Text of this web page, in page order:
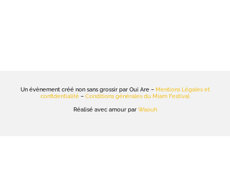
Un évènement créé non sans grossir par Oui Are – Mentions Légales et
confidentialité – Conditions générales du Miam Festival
Réalisé avec amour par Waouh